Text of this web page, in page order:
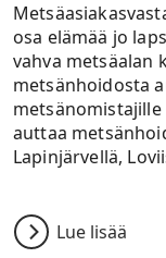
osa elämää jo
vahva metsäalan
metsänhoidosta
auttaa
Lapinjärvellä,
Lue lisää